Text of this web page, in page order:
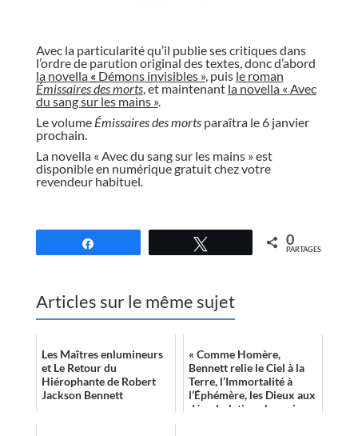
Avec la particularité qu’il publie ses critiques dans
l’ordre de parution original des textes, donc d’abord
la novella« Démons invisibles », puis le roman
Émissaires des morts, et maintenant la novella « Avec
du sang sur les mains ».
Le volume Émissaires des mortsparaîtra le 6 janvier
prochain.
La novella « Avec du sang sur les mains »est
disponible en numérique gratuit chez votre
revendeur habituel.
0
PARTAGES
Articles sur le même sujet
Les Maîtres enlumineurs
et Le Retour du
Hiérophante de Robert
Jackson Bennett
« Comme Homère,
Bennett relie le Ciel à la
Terre, l’Immortalité à
l’Éphémère, les Dieux aux
déambulations humaines.